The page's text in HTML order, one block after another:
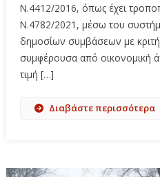
Ν.4412/2016, όπως έχει
Ν.4782/2021, μέσω του
δημοσίων συμβάσεων με
συμφέρουσα από οικονομική
τιμή […]
Διαβάστε περισσότερα